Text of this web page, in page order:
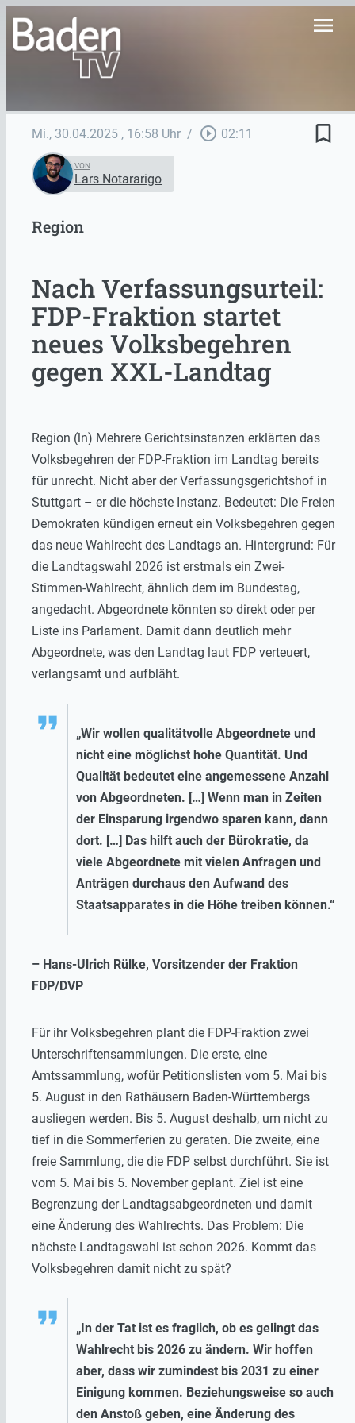
menu
Mi., 30.04.2025 , 16:58 Uhr / play_circle_outline 02:11 bookmark_border
VON
Lars Notararigo
Region
Nach Verfassungsurteil:
FDP-Fraktion startet
neues Volksbegehren
gegen XXL-Landtag
Region (ln) Mehrere Gerichtsinstanzen erklärten das
Volksbegehren der FDP-Fraktion im Landtag bereits
für unrecht. Nicht aber der Verfassungsgerichtshof in
Stuttgart – er die höchste Instanz. Bedeutet: Die Freien
Demokraten kündigen erneut ein Volksbegehren gegen
das neue Wahlrecht des Landtags an. Hintergrund: Für
die Landtagswahl 2026 ist erstmals ein Zwei-
Stimmen-Wahlrecht, ähnlich dem im Bundestag,
angedacht. Abgeordnete könnten so direkt oder per
Liste ins Parlament. Damit dann deutlich mehr
Abgeordnete, was den Landtag laut FDP verteuert,
verlangsamt und aufbläht.
„Wir wollen qualitätvolle Abgeordnete und
nicht eine möglichst hohe Quantität. Und
Qualität bedeutet eine angemessene Anzahl
von Abgeordneten. […] Wenn man in Zeiten
der Einsparung irgendwo sparen kann, dann
dort. […] Das hilft auch der Bürokratie, da
viele Abgeordnete mit vielen Anfragen und
Anträgen durchaus den Aufwand des
Staatsapparates in die Höhe treiben können.“
– Hans-Ulrich Rülke, Vorsitzender der Fraktion
FDP/DVP
Für ihr Volksbegehren plant die FDP-Fraktion zwei
Unterschriftensammlungen. Die erste, eine
Amtssammlung, wofür Petitionslisten vom 5. Mai bis
5. August in den Rathäusern Baden-Württembergs
ausliegen werden. Bis 5. August deshalb, um nicht zu
tief in die Sommerferien zu geraten. Die zweite, eine
freie Sammlung, die die FDP selbst durchführt. Sie ist
vom 5. Mai bis 5. November geplant. Ziel ist eine
Begrenzung der Landtagsabgeordneten und damit
eine Änderung des Wahlrechts. Das Problem: Die
nächste Landtagswahl ist schon 2026. Kommt das
Volksbegehren damit nicht zu spät?
„In der Tat ist es fraglich, ob es gelingt das
Wahlrecht bis 2026 zu ändern. Wir hoffen
aber, dass wir zumindest bis 2031 zu einer
Einigung kommen. Beziehungsweise so auch
den Anstoß geben, eine Änderung des